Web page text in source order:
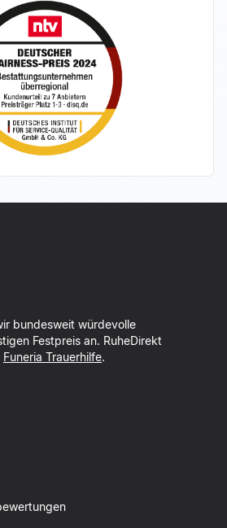
bundesweit würdevolle
Festpreis an. RuheDirekt
Funeria Trauerhilfe.